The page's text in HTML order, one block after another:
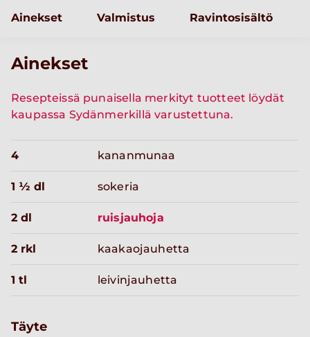
Ainekset Valmistus Ravintosisältö
Ainekset
Resepteissä punaisella merkityt tuotteet löydät
kaupassa Sydänmerkillä varustettuna.
4 kananmunaa
1 ½ dl sokeria
2 dl ruisjauhoja
2 rkl kaakaojauhetta
1 tl leivinjauhetta
Täyte